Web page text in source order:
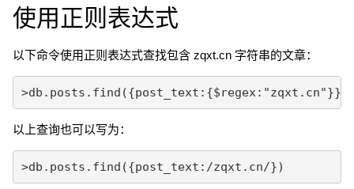
使用正则表达式
以下命令使用正则表达式查找包含 zqxt.cn 字符串的文章：
以上查询也可以写为：